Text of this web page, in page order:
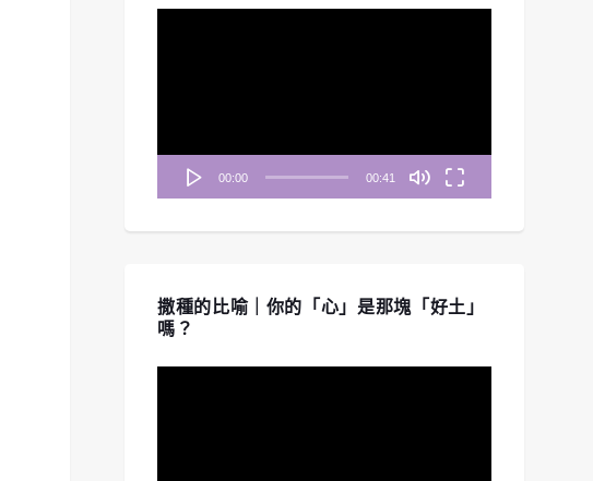
00:00 00:41
撒種的比喻｜你的「心」是那塊「好土」
嗎？